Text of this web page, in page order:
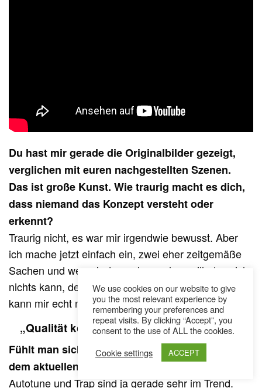
Du hast mir gerade die Originalbilder gezeigt,
verglichen mit euren nachgestellten Szenen.
Das ist große Kunst. Wie traurig macht es dich,
dass niemand das Konzept versteht oder
erkennt?
Traurig nicht, es war mir irgendwie bewusst. Aber
ich mache jetzt einfach ein, zwei eher zeitgemäße
Sachen und wer mir dann absprechen will, dass ich
nichts kann, der soll sich das Video anschauen. Da
kann mir echt niemand was sagen.
„Qualität kommt teilweise mit Kredibilität“
Fühlt man sich als Musiker unter Druck gesetzt,
dem aktuellen Trend zu entsprechen?
Autotune und Trap sind ja gerade sehr im Trend.
We use cookies on our website to give
you the most relevant experience by
remembering your preferences and
repeat visits. By clicking “Accept”, you
consent to the use of ALL the cookies.
Cookie settings
ACCEPT